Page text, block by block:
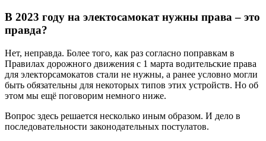
В 2023 году на электосамокат нужны права – это
правда?
Нет, неправда. Более того, как раз согласно поправкам в
Правилах дорожного движения с 1 марта водительские права
для электорсамокатов стали не нужны, а ранее условно могли
быть обязательны для некоторых типов этих устройств. Но об
этом мы ещё поговорим немного ниже.
Вопрос здесь решается несколько иным образом. И дело в
последовательности законодательных постулатов.